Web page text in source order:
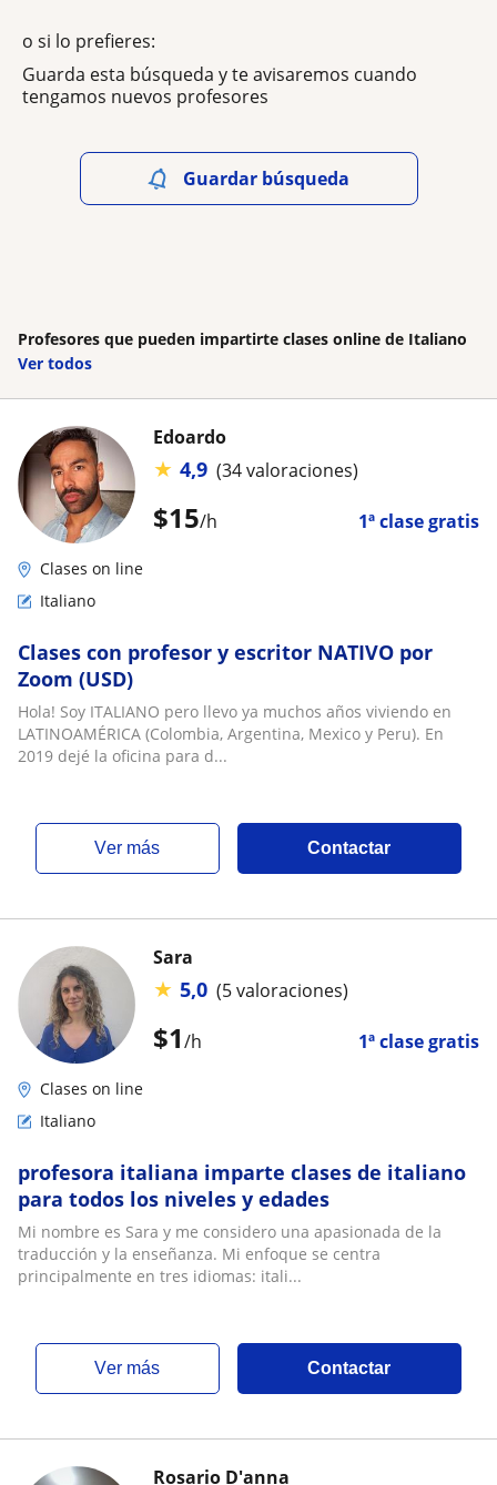
o si lo prefieres:
Guarda esta búsqueda y te avisaremos cuando
tengamos nuevos profesores
Guardar búsqueda
Profesores que pueden impartirte clases online de Italiano
Ver todos
$15/h 1ª clase gratis
Edoardo
★ 4,9 (34 valoraciones)
Clases on line
Italiano
Clases con profesor y escritor NATIVO por
Zoom (USD)
Hola! Soy ITALIANO pero llevo ya muchos años viviendo en
LATINOAMÉRICA (Colombia, Argentina, Mexico y Peru). En
2019 dejé la oficina para d...
ver más Contactar
$1/h 1ª clase gratis
Sara
★ 5,0 (5 valoraciones)
Clases on line
Italiano
profesora italiana imparte clases de italiano
para todos los niveles y edades
Mi nombre es Sara y me considero una apasionada de la
traducción y la enseñanza. Mi enfoque se centra
principalmente en tres idiomas: itali...
ver más Contactar
Rosario D'anna